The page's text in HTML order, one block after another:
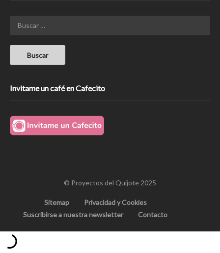
Invitame un café en Cafecito
© Proyectos del Quijote 2025
Sitemap
Privacidad y Cookies
Suscribirse a nuestra newsletter
Contacto